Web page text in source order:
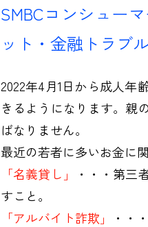
SMBCコンシュー
ット・金融トラブ
2022年4月1日から成人
きるようになります。親
ばなりません。
最近の若者に多いお金に
「名義貸し」
・・・第
すこと。
「アルバイト詐欺」
・・